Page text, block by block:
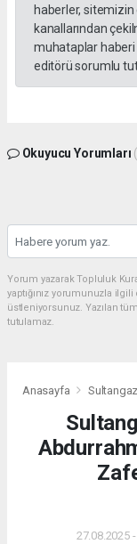
haberler,
kanallarından
muhataplar
editörü sorumlu
Okuyucu Yorumları
Yorum yazarak Topluluk
yaptığınız yorumunuzla
üstleniyorsunuz. Yazılan
tutulamaz.
Anasayfa
27.08.2025